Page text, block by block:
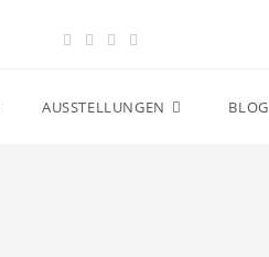
AUSSTELLUNGEN BLOG